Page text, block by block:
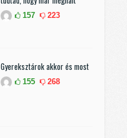
157 223
Gyereksztárok akkor és most
155 268